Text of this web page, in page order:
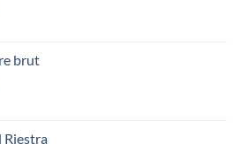
brut
Riestra